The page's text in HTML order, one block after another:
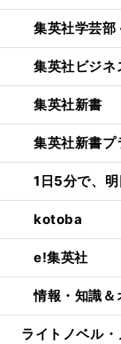
集英社学芸部
集英社ビジネ
集英社新書
集英社新書プ
1日5分で、
kotoba
e!集英社
情報・知識
ライトノベル